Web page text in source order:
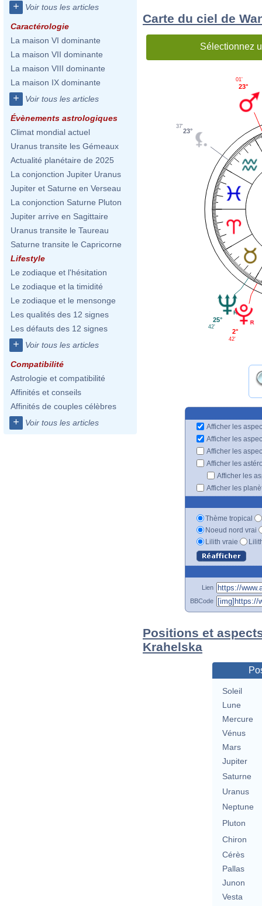
+ Voir tous les articles
Caractérologie
La maison VI dominante
La maison VII dominante
La maison VIII dominante
La maison IX dominante
+ Voir tous les articles
Évènements astrologiques
Climat mondial actuel
Uranus transite les Gémeaux
Actualité planétaire de 2025
La conjonction Jupiter Uranus
Jupiter et Saturne en Verseau
La conjonction Saturne Pluton
Jupiter arrive en Sagittaire
Uranus transite le Taureau
Saturne transite le Capricorne
Lifestyle
Le zodiaque et l'hésitation
Le zodiaque et la timidité
Le zodiaque et le mensonge
Les qualités des 12 signes
Les défauts des 12 signes
+ Voir tous les articles
Compatibilité
Astrologie et compatibilité
Affinités et conseils
Affinités de couples célèbres
+ Voir tous les articles
Carte du ciel de
Sélectionnez
23°
01'
23°
37'
25°
42'
2°
42'
Afficher les
Afficher les
Afficher les
Afficher les
Afficher les
Afficher les
Thème tropical
Noeud nord vrai
Lilith vraie
Lien
BBCode
Positions et
Krahelska
Soleil
Lune
Mercure
Vénus
Mars
Jupiter
Saturne
Uranus
Neptune
Pluton
Chiron
Cérès
Pallas
Junon
Vesta